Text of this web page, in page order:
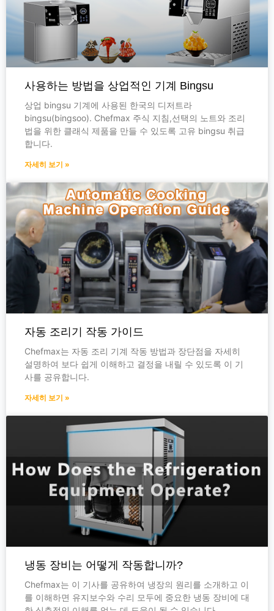
사용하는 방법을 상업적인 기계 Bingsu
상업 bingsu 기계에 사용된 한국의 디저트라
bingsu(bingsoo). Chefmax 주식 지침,선택의 노트와 조리
법을 위한 클래식 제품을 만들 수 있도록 고유 bingsu 취급
합니다.
자세히 보기 »
자동 조리기 작동 가이드
Chefmax는 자동 조리 기계 작동 방법과 장단점을 자세히
설명하여 보다 쉽게 이해하고 결정을 내릴 수 있도록 이 기
사를 공유합니다.
자세히 보기 »
냉동 장비는 어떻게 작동합니까?
Chefmax는 이 기사를 공유하여 냉장의 원리를 소개하고 이
를 이해하면 유지보수와 수리 모두에 중요한 냉동 장비에 대